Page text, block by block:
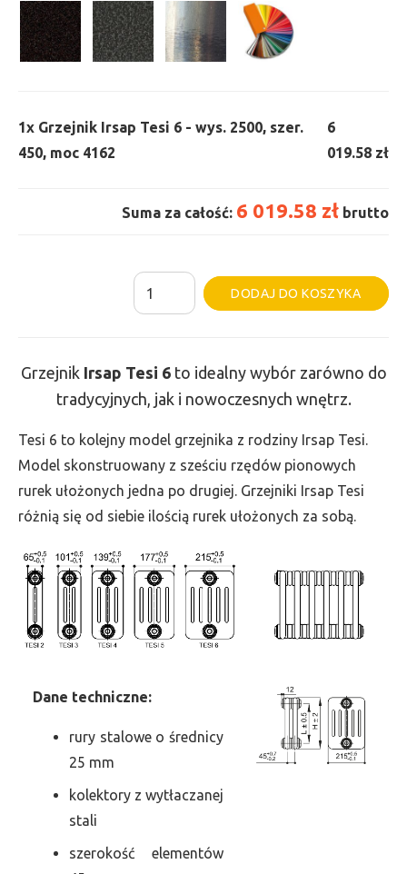
1x Grzejnik Irsap Tesi 6 - wys. 2500, szer.
450, moc 4162
6
019.58 zł
Suma za całość: 6 019.58 zł brutto
ilość
Grzejnik
wys.
2500,
szer.
450,
4162
DODAJ DO KOSZYKA
Grzejnik Irsap Tesi 6to idealny wybór zarówno do
tradycyjnych, jak i nowoczesnych wnętrz.
Tesi 6 to kolejny model grzejnika z rodziny Irsap Tesi.
Model skonstruowany z sześciu rzędów pionowych
rurek ułożonych jedna po drugiej. Grzejniki Irsap Tesi
różnią się od siebie ilością rurek ułożonych za sobą.
Dane techniczne:
rury stalowe o średnicy
25 mm
kolektory z wytłaczanej
stali
szerokość elementów